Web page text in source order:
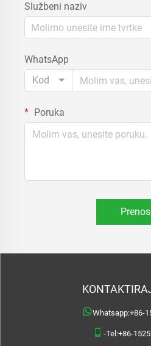
Službeni naziv
WhatsApp
Kod
Poruka
Whatsapp:+86-
-Tel:+86-